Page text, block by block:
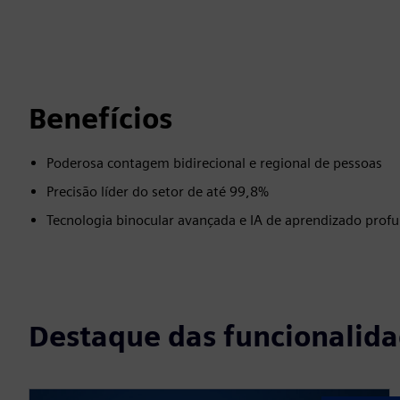
Benefícios
Poderosa contagem bidirecional e regional de pessoas
Precisão líder do setor de até 99,8%
Tecnologia binocular avançada e IA de aprendizado
Destaque das